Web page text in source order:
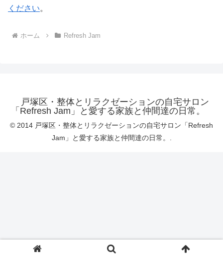
ください。
ホーム Refresh Jam
戸塚区・整体とリラクゼーションの自宅サロン
「Refresh Jam」と愛する家族と仲間達の日常。
© 2014 戸塚区・整体とリラクゼーションの自宅サロン「Refresh
Jam」と愛する家族と仲間達の日常。.